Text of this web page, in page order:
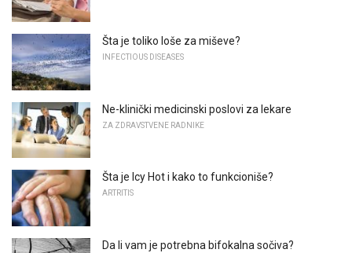
Šta je toliko loše za miševe?
INFECTIOUS DISEASES
Ne-klinički medicinski poslovi za lekare
ZA ZDRAVSTVENE RADNIKE
Šta je Icy Hot i kako to funkcioniše?
ARTRITIS
Da li vam je potrebna bifokalna sočiva?